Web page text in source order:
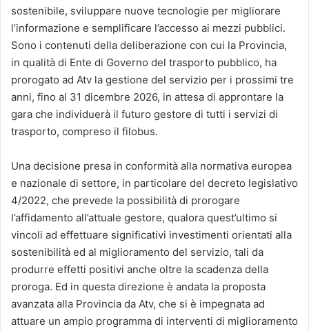
sostenibile, sviluppare nuove tecnologie per migliorare
l’informazione e semplificare l’accesso ai mezzi pubblici.
Sono i contenuti della deliberazione con cui la Provincia,
in qualità di Ente di Governo del trasporto pubblico, ha
prorogato ad Atv la gestione del servizio per i prossimi tre
anni, fino al 31 dicembre 2026, in attesa di approntare la
gara che individuerà il futuro gestore di tutti i servizi di
trasporto, compreso il filobus.
Una decisione presa in conformità alla normativa europea
e nazionale di settore, in particolare del decreto legislativo
4/2022, che prevede la possibilità di prorogare
l’affidamento all’attuale gestore, qualora quest’ultimo si
vincoli ad effettuare significativi investimenti orientati alla
sostenibilità ed al miglioramento del servizio, tali da
produrre effetti positivi anche oltre la scadenza della
proroga. Ed in questa direzione è andata la proposta
avanzata alla Provincia da Atv, che si è impegnata ad
attuare un ampio programma di interventi di miglioramento